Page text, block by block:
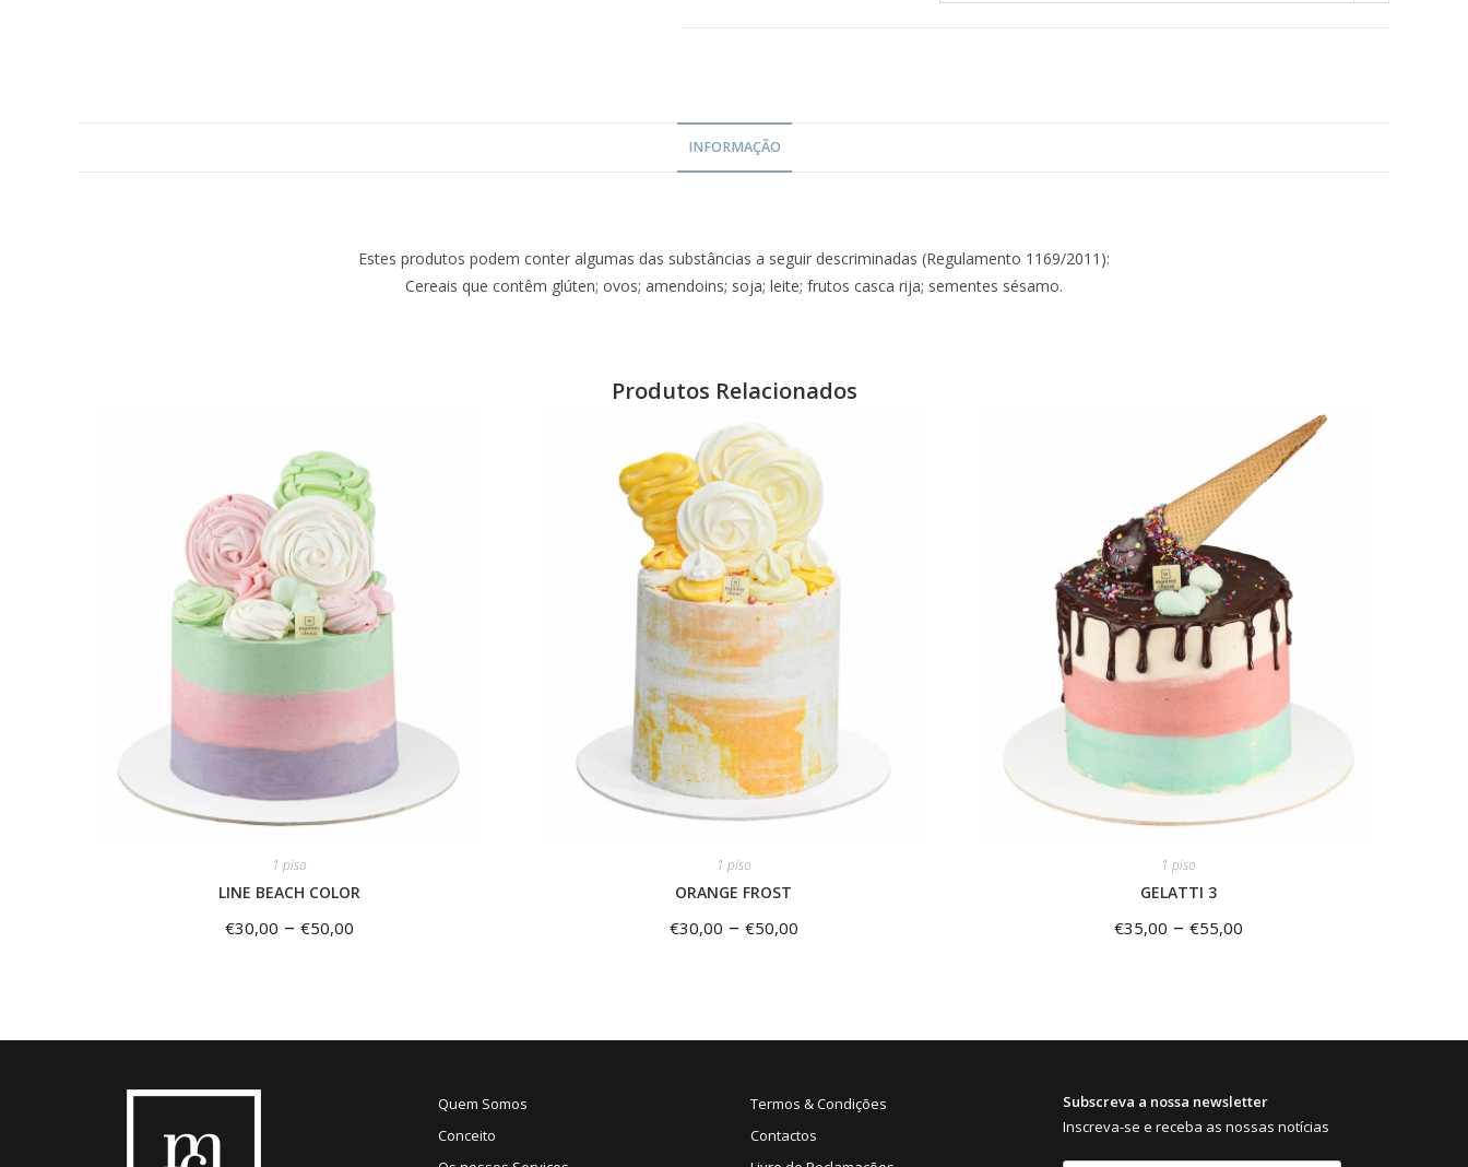
INFORMAÇÃO
Estes produtos podem conter algumas das substâncias a seguir descriminadas (Regulamento 1169/2011):
Cereais que contêm glúten; ovos; amendoins; soja; leite; frutos casca rija; sementes sésamo.
Produtos Relacionados
1 piso
LINE BEACH COLOR
€30,00 – €50,00
1 piso
ORANGE FROST
€30,00 – €50,00
1 piso
GELATTI 3
€35,00 – €55,00
Quem Somos
Conceito
Termos & Condições
Contactos
Subscreva a nossa newsletter
Inscreva-se e receba as nossas notícias